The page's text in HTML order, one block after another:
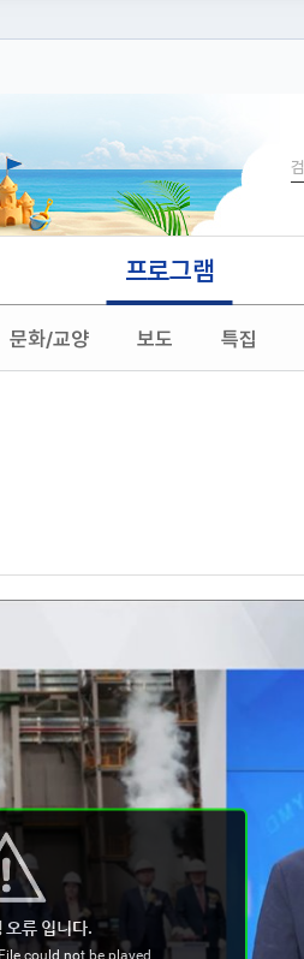
메인 주소를 확인해 보세요
프로그램
문화/교양 보도 특집